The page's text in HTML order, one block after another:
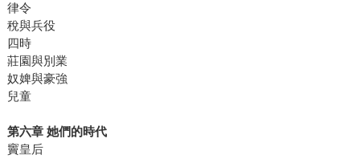
律令
稅與兵役
四時
莊園與別業
奴婢與豪強
兒童
第六章 她們的時代
竇皇后